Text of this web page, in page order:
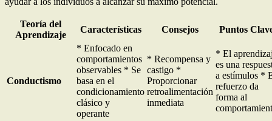
Teoría del
Aprendizaje
Características Consejos Puntos
Conductismo
* Enfocado en
comportamientos
observables * Se
basa en el
condicionamiento
clásico y
operante
* Recompensa y
castigo *
Proporcionar
retroalimentación
inmediata
* El
es una
a estímulos *
refuerzo da
forma al